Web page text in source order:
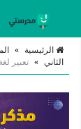
الرئيسية »
الثاني » تعبير